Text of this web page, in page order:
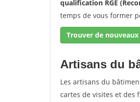
qualification RGE
temps de vous former
Trouver de
Artisans du
Les artisans du
cartes de visites et des